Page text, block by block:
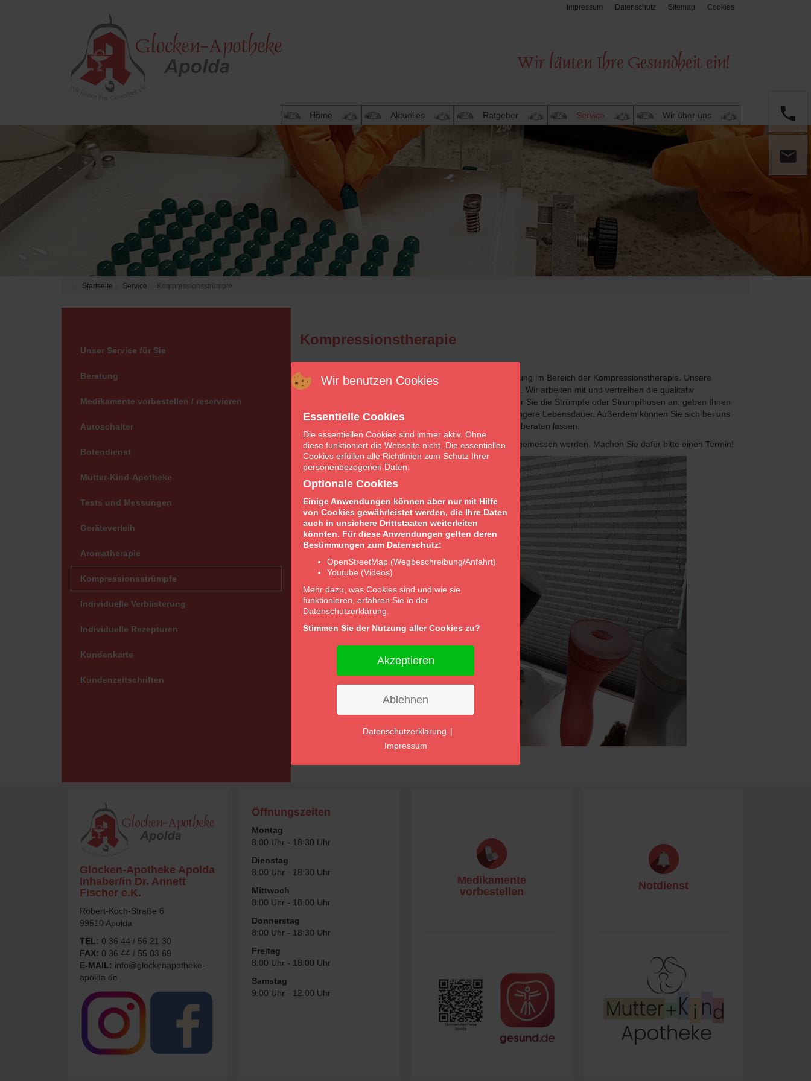
Impressum Datenschutz Sitemap Cookies
Home Aktuelles Ratgeber Service Wir über uns
Startseite Service Kompressionsstrümpfe
Unser Service für Sie
Beratung
Medikamente vorbestellen / reservieren
Autoschalter
Botendienst
Mutter-Kind-Apotheke
Tests und Messungen
Geräteverleih
Aromatherapie
Kompressionsstrümpfe
Individuelle Verblisterung
Individuelle Rezepturen
Kundenkarte
Kundenzeitschriften
Kompressionstherapie
Wir verfügen über umfangreiches Fachwissen und Erfahrung im Bereich der Kompressionstherapie. Unsere
spezialisierten Mitarbeiter sind in diesem Bereich geschult. Wir arbeiten mit und vertreiben die qualitativ
hochwertigen Produkte der Firma Belsana. Wir messen für Sie die Strümpfe oder Strumpfhosen an, geben Ihnen
Tipps zum leichteren Anziehen oder zur Pflege für eine längere Lebensdauer. Außerdem können Sie sich bei uns
zur Hautpflege beim Tragen von Kompressionsstrümpfen beraten lassen.
Kompressionsstrümpfe sollten vorzugsweise morgens angemessen werden. Machen Sie dafür bitte einen Termin!
Glocken-Apotheke Apolda
Inhaber/in Dr. Annett
Fischer e.K.
Robert-Koch-Straße 6
99510 Apolda
TEL: 0 36 44 / 56 21 30
FAX: 0 36 44 / 55 03 69
E-MAIL: info@glockenapotheke-
apolda.de
Öffnungszeiten
Montag
8:00 Uhr - 18:30 Uhr
Dienstag
8:00 Uhr - 18:30 Uhr
Mittwoch
8:00 Uhr - 18:00 Uhr
Donnerstag
8:00 Uhr - 18:30 Uhr
Freitag
8:00 Uhr - 18:00 Uhr
Samstag
9:00 Uhr - 12:00 Uhr
Medikamente
vorbestellen
Notdienst
Wir benutzen Cookies
Essentielle Cookies
Die essentiellen Cookies sind immer aktiv. Ohne
diese funktioniert die Webseite nicht. Die essentiellen
Cookies erfüllen alle Richtlinien zum Schutz Ihrer
personenbezogenen Daten.
Optionale Cookies
Einige Anwendungen können aber nur mit Hilfe
von Cookies gewährleistet werden, die Ihre Daten
auch in unsichere Drittstaaten weiterleiten
könnten. Für diese Anwendungen gelten deren
Bestimmungen zum Datenschutz:
OpenStreetMap (Wegbeschreibung/Anfahrt)
Youtube (Videos)
Mehr dazu, was Cookies sind und wie sie
funktionieren, erfahren Sie in der
Datenschutzerklärung.
Stimmen Sie der Nutzung aller Cookies zu?
Akzeptieren
Ablehnen
Datenschutzerklärung |
Impressum